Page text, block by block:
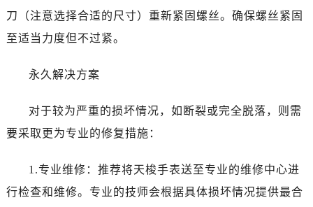
刀（注意选择合适的尺寸）重新紧固螺丝。确保螺丝紧固
至适当力度但不过紧。
永久解决方案
对于较为严重的损坏情况，如断裂或完全脱落，则需
要采取更为专业的修复措施：
1.专业维修：推荐将天梭手表送至专业的维修中心进
行检查和维修。专业的技师会根据具体损坏情况提供最合